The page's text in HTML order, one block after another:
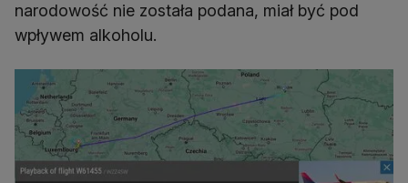
narodowość nie została podana, miał być pod
wpływem alkoholu.